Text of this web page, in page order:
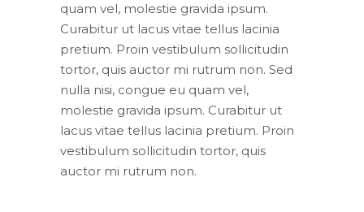
quam vel, molestie gravida ipsum.
Curabitur ut lacus vitae tellus lacinia
pretium. Proin vestibulum sollicitudin
tortor, quis auctor mi rutrum non. Sed
nulla nisi, congue eu quam vel,
molestie gravida ipsum. Curabitur ut
lacus vitae tellus lacinia pretium. Proin
vestibulum sollicitudin tortor, quis
auctor mi rutrum non.